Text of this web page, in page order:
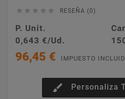
     RESEÑA (0)
P. Unit.
0,643 €/Ud.
96,45 € IMPUESTO
brush Personaliza